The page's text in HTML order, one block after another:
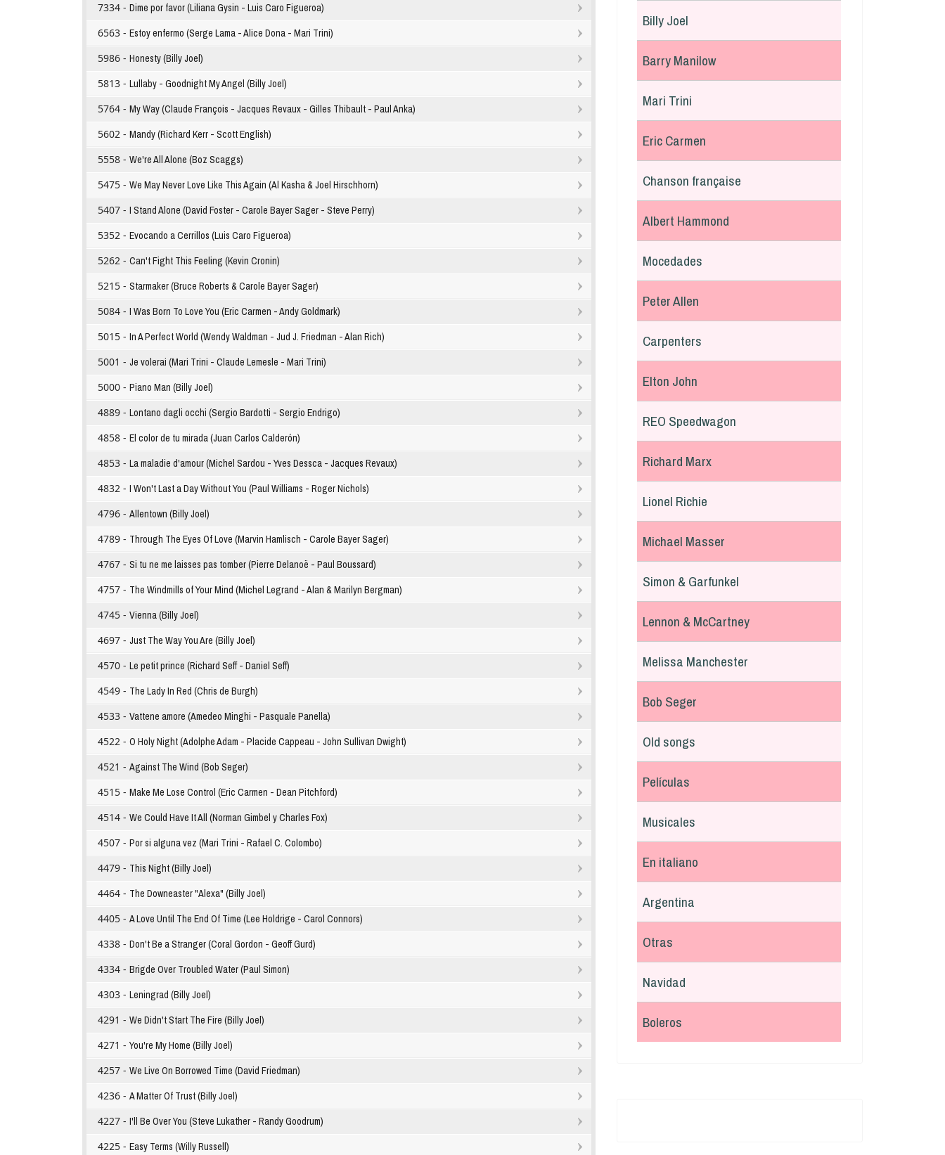
7334 - Dime por favor (Liliana Gysin - Luis Caro Figueroa)
6563 - Estoy enfermo (Serge Lama - Alice Dona - Mari Trini)
5986 - Honesty (Billy Joel)
5813 - Lullaby - Goodnight My Angel (Billy Joel)
5764 - My Way (Claude François - Jacques Revaux - Gilles Thibault - Paul Anka)
5602 - Mandy (Richard Kerr - Scott English)
5558 - We're All Alone (Boz Scaggs)
5475 - We May Never Love Like This Again (Al Kasha & Joel Hirschhorn)
5407 - I Stand Alone (David Foster - Carole Bayer Sager - Steve Perry)
5352 - Evocando a Cerrillos (Luis Caro Figueroa)
5262 - Can't Fight This Feeling (Kevin Cronin)
5215 - Starmaker (Bruce Roberts & Carole Bayer Sager)
5084 - I Was Born To Love You (Eric Carmen - Andy Goldmark)
5015 - In A Perfect World (Wendy Waldman - Jud J. Friedman - Alan Rich)
5001 - Je volerai (Mari Trini - Claude Lemesle - Mari Trini)
5000 - Piano Man (Billy Joel)
4889 - Lontano dagli occhi (Sergio Bardotti - Sergio Endrigo)
4858 - El color de tu mirada (Juan Carlos Calderón)
4853 - La maladie d'amour (Michel Sardou - Yves Dessca - Jacques Revaux)
4832 - I Won't Last a Day Without You (Paul Williams - Roger Nichols)
4796 - Allentown (Billy Joel)
4789 - Through The Eyes Of Love (Marvin Hamlisch - Carole Bayer Sager)
4767 - Si tu ne me laisses pas tomber (Pierre Delanoë - Paul Boussard)
4757 - The Windmills of Your Mind (Michel Legrand - Alan & Marilyn Bergman)
4745 - Vienna (Billy Joel)
4697 - Just The Way You Are (Billy Joel)
4570 - Le petit prince (Richard Seff - Daniel Seff)
4549 - The Lady In Red (Chris de Burgh)
4533 - Vattene amore (Amedeo Minghi - Pasquale Panella)
4522 - O Holy Night (Adolphe Adam - Placide Cappeau - John Sullivan Dwight)
4521 - Against The Wind (Bob Seger)
4515 - Make Me Lose Control (Eric Carmen - Dean Pitchford)
4514 - We Could Have It All (Norman Gimbel y Charles Fox)
4507 - Por si alguna vez (Mari Trini - Rafael C. Colombo)
4479 - This Night (Billy Joel)
4464 - The Downeaster "Alexa" (Billy Joel)
4405 - A Love Until The End Of Time (Lee Holdrige - Carol Connors)
4338 - Don't Be a Stranger (Coral Gordon - Geoff Gurd)
4334 - Brigde Over Troubled Water (Paul Simon)
4303 - Leningrad (Billy Joel)
4291 - We Didn't Start The Fire (Billy Joel)
4271 - You're My Home (Billy Joel)
4257 - We Live On Borrowed Time (David Friedman)
4236 - A Matter Of Trust (Billy Joel)
4227 - I'll Be Over You (Steve Lukather - Randy Goodrum)
4225 - Easy Terms (Willy Russell)
Billy Joel
Barry Manilow
Mari Trini
Eric Carmen
Chanson française
Albert Hammond
Mocedades
Peter Allen
Carpenters
Elton John
REO Speedwagon
Richard Marx
Lionel Richie
Michael Masser
Simon & Garfunkel
Lennon & McCartney
Melissa Manchester
Bob Seger
Old songs
Películas
Musicales
En italiano
Argentina
Otras
Navidad
Boleros